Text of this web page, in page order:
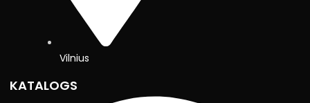
Vilnius
KATALOGS